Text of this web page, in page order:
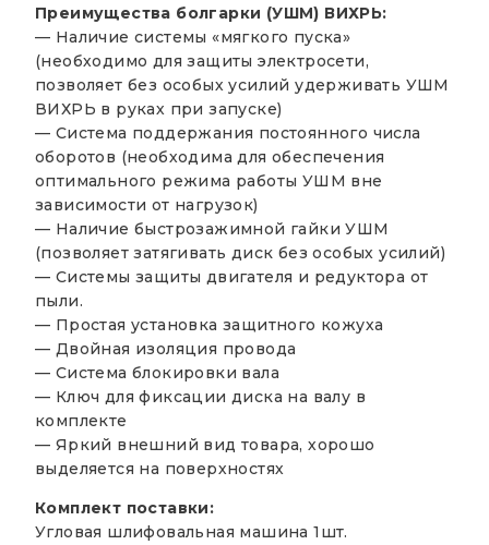
Преимущества болгарки (УШМ) ВИХРЬ:
— Наличие системы «мягкого пуска»
(необходимо для защиты электросети,
позволяет без особых усилий удерживать УШМ
ВИХРЬ в руках при запуске)
— Система поддержания постоянного числа
оборотов (необходима для обеспечения
оптимального режима работы УШМ вне
зависимости от нагрузок)
— Наличие быстрозажимной гайки УШМ
(позволяет затягивать диск без особых усилий)
— Системы защиты двигателя и редуктора от
пыли.
— Простая установка защитного кожуха
— Двойная изоляция провода
— Система блокировки вала
— Ключ для фиксации диска на валу в
комплекте
— Яркий внешний вид товара, хорошо
выделяется на поверхностях
Комплект поставки:
Угловая шлифовальная машина 1шт.